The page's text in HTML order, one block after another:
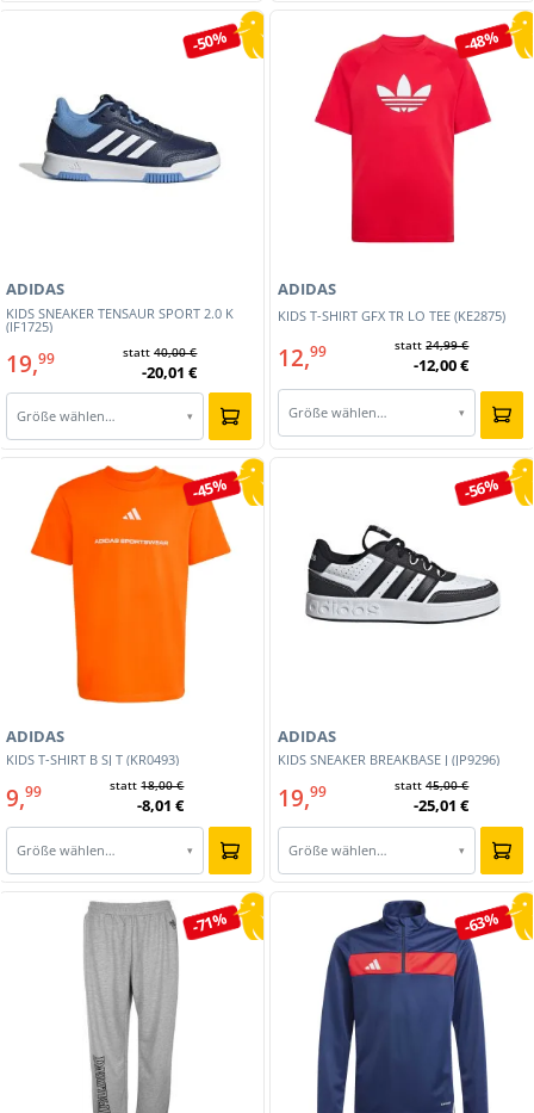
-50%
KIDS SNEAKER TENSAUR SPORT 2.0 K
(IF1725)
ADIDAS
19,99 statt40,00 €
-20,01 €
Größe wählen… ▾
-48%
KIDS T-SHIRT GFX TR LO TEE (KE2875)
ADIDAS
12,99 statt24,99 €
-12,00 €
Größe wählen… ▾
-45%
KIDS T-SHIRT B SJ T (KR0493)
ADIDAS
9,99 statt18,00 €
-8,01 €
Größe wählen… ▾
-56%
KIDS SNEAKER BREAKBASE J (JP9296)
ADIDAS
19,99 statt45,00 €
-25,01 €
Größe wählen… ▾
-71% -63%